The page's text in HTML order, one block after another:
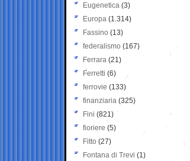
Eugenetica (3)
Europa (1.314)
Fassino (13)
federalismo (167)
Ferrara (21)
Ferretti (6)
ferrovie (133)
finanziaria (325)
Fini (821)
fioriere (5)
Fitto (27)
Fontana di Trevi (1)